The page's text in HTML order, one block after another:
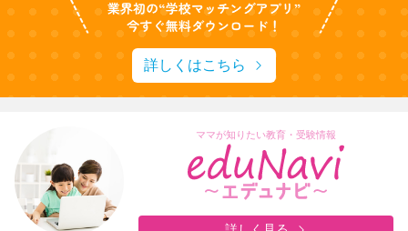
詳しくはこちら
ママが知りたい教育・受験情報